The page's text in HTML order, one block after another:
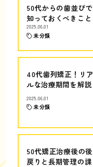
50代からの歯並びで
知っておくべきこと
2025.06.01
未分類
40代歯列矯正！リア
ルな治療期間を解説
2025.06.01
未分類
50代矯正治療後の後
戻りと長期管理の課